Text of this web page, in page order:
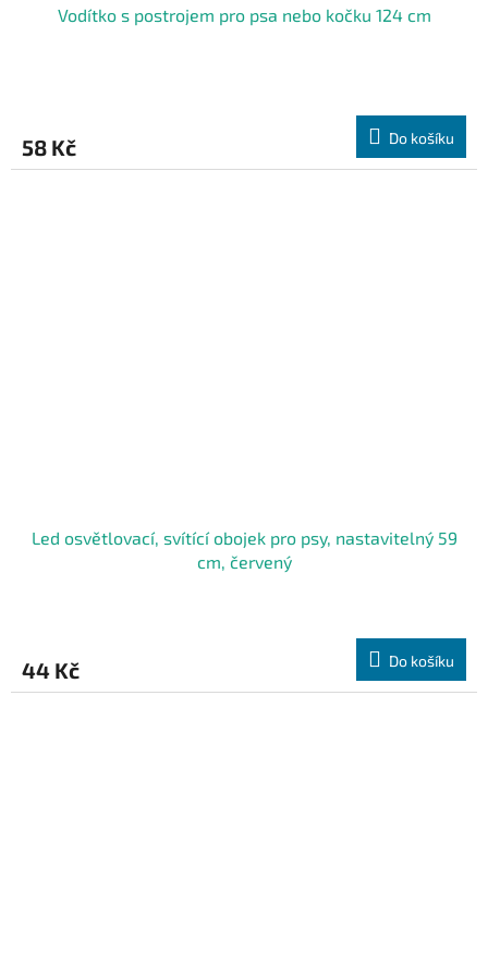
Vodítko s postrojem pro psa nebo kočku 124 cm
58 Kč Do košíku
Led osvětlovací, svítící obojek pro psy, nastavitelný 59
cm, červený
44 Kč Do košíku